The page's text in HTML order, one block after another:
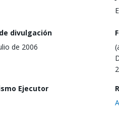
divulgación
de 2006
Ejecutor